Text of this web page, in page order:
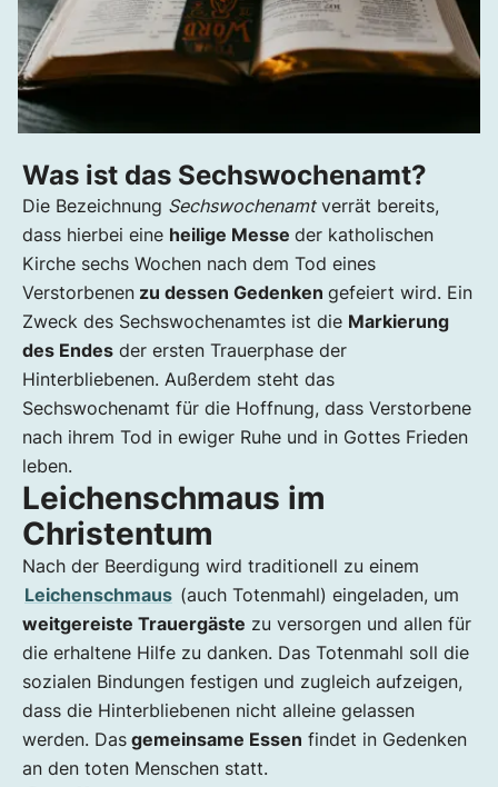
Was ist das Sechswochenamt?
Die Bezeichnung Sechswochenamtverrät bereits,
dass hierbei eine heilige Messe der katholischen
Kirche sechs Wochen nach dem Tod eines
Verstorbenen zu dessen Gedenken gefeiert wird. Ein
Zweck des Sechswochenamtes ist die Markierung
des Endes der ersten Trauerphase der
Hinterbliebenen. Außerdem steht das
Sechswochenamt für die Hoffnung, dass Verstorbene
nach ihrem Tod in ewiger Ruhe und in Gottes Frieden
leben.
Leichenschmaus im
Christentum
Nach der Beerdigung wird traditionell zu einem
Leichenschmaus (auch Totenmahl) eingeladen, um
weitgereiste Trauergäste zu versorgen und allen für
die erhaltene Hilfe zu danken. Das Totenmahl soll die
sozialen Bindungen festigen und zugleich aufzeigen,
dass die Hinterbliebenen nicht alleine gelassen
werden. Das gemeinsame Essen findet in Gedenken
an den toten Menschen statt.